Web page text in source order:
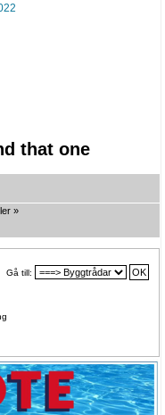
that one
»
Gå till: